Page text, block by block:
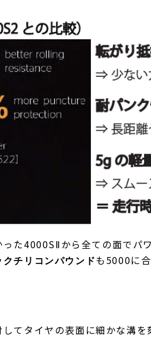
た4000SⅡから全ての面でパ
クチリコンパウンドも5000に
てタイヤの表面に細かな溝